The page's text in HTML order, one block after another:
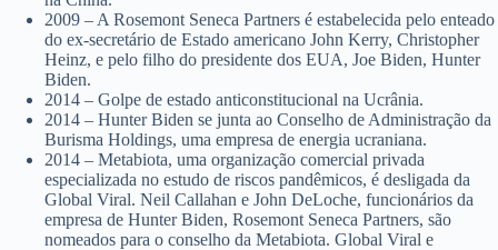
2009 – A Rosemont Seneca Partners é estabelecida pelo enteado
do ex-secretário de Estado americano John Kerry, Christopher
Heinz, e pelo filho do presidente dos EUA, Joe Biden, Hunter
Biden.
2014 – Golpe de estado anticonstitucional na Ucrânia.
2014 – Hunter Biden se junta ao Conselho de Administração da
Burisma Holdings, uma empresa de energia ucraniana.
2014 – Metabiota, uma organização comercial privada
especializada no estudo de riscos pandêmicos, é desligada da
Global Viral. Neil Callahan e John DeLoche, funcionários da
empresa de Hunter Biden, Rosemont Seneca Partners, são
nomeados para o conselho da Metabiota. Global Viral e